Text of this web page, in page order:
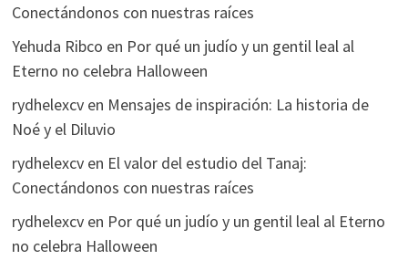
Conectándonos con nuestras raíces
Yehuda Ribco en Por qué un judío y un gentil leal al
Eterno no celebra Halloween
rydhelexcven Mensajes de inspiración: La historia de
Noé y el Diluvio
rydhelexcven El valor del estudio del Tanaj:
Conectándonos con nuestras raíces
rydhelexcven Por qué un judío y un gentil leal al Eterno
no celebra Halloween